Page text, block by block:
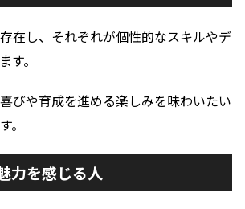
在し、それぞれが個性的なスキルやデ
す。
びや育成を進める楽しみを味わいたい
。
力を感じる人